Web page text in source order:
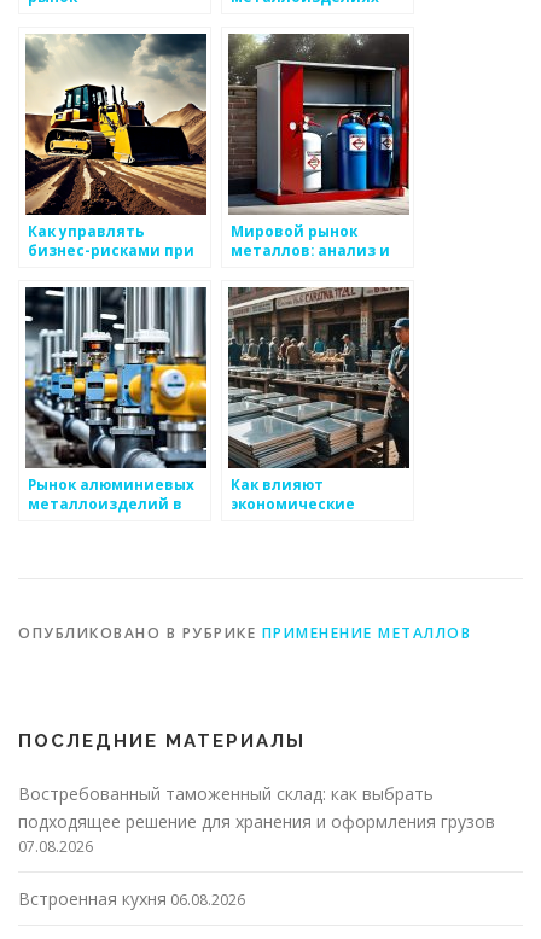
устойчивость
динамику бизнес-
стратегии
Как управлять
бизнес-рисками при
металоизделий
Мировой рынок
металлов: анализ и
Рынок алюминиевых
металлоизделий в
Как влияют
экономические
ОПУБЛИКОВАНО В РУБРИКЕ ПРИМЕНЕНИЕ МЕТАЛЛОВ
ПОСЛЕДНИЕ МАТЕРИАЛЫ
Востребованный таможенный склад: как выбрать
подходящее решение для хранения и оформления грузов
07.08.2026
Встроенная кухня 06.08.2026